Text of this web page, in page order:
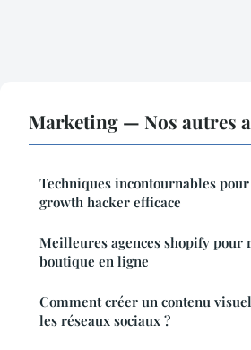
Marketing — Nos autres
Techniques incontournables
growth hacker efficace
Meilleures agences shopify pour
boutique en ligne
Comment créer un contenu
les réseaux sociaux ?